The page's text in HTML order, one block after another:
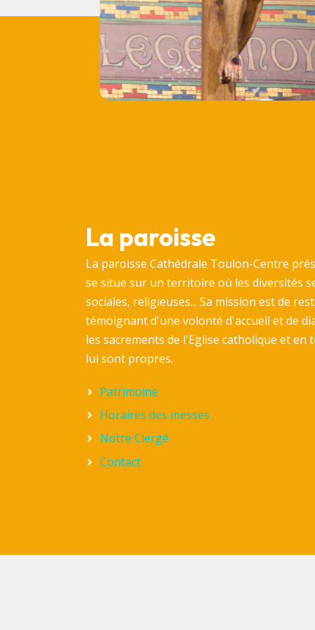
La paroisse
La paroisse Cathédrale Toulon-Centre
se situe sur un territoire où les diversités
sociales, religieuses... Sa mission est de
témoignant d'une volonté d'accueil et de
les sacrements de l'Eglise catholique et en
lui sont propres.
Patrimoine
Horaires des messes
Notre Clergé
Contact